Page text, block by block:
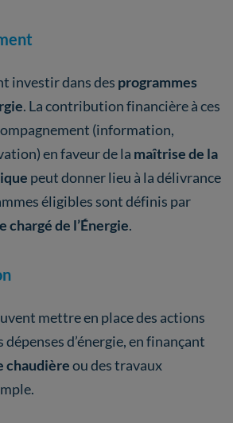
investir dans des programmes
. La contribution financière à ces
(information,
en faveur de la maîtrise de la
peut donner lieu à la délivrance
éligibles sont définis par
chargé de l’Énergie.
mettre en place des actions
d’énergie, en finançant
chaudièreou des travaux